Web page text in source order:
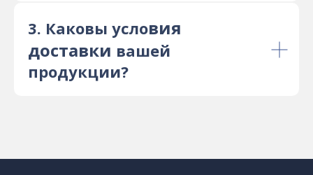
3. Каковы условия
доставки вашей
продукции?